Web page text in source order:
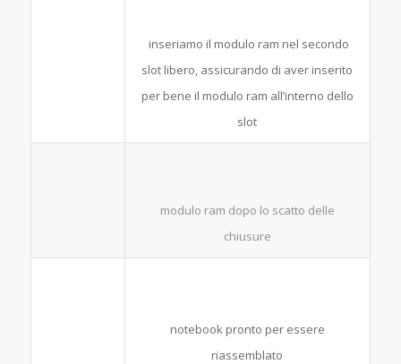
inseriamo il modulo ram nel secondo
slot libero, assicurando di aver inserito
per bene il modulo ram all’interno dello
slot
modulo ram dopo lo scatto delle
chiusure
notebook pronto per essere
riassemblato